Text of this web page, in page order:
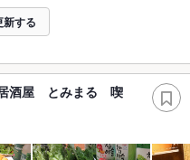
新する
酒屋 とみまる 喫